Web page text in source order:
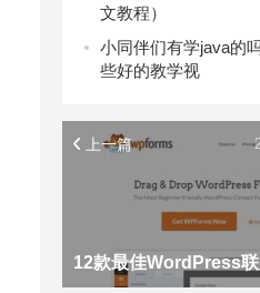
文教程）
小同伴们有学java的
些好的教学视
上一篇
12款最佳WordPress